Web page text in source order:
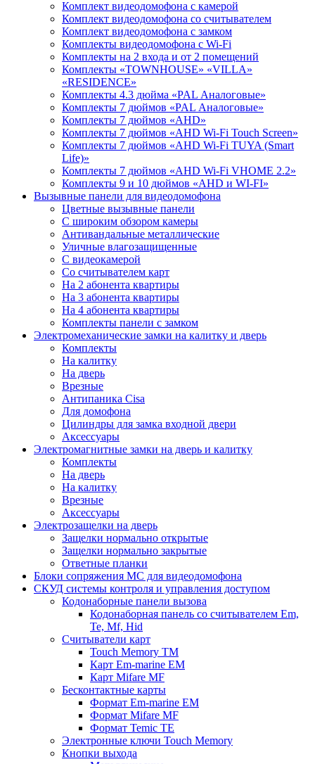
Комплект видеодомофона с камерой
Комплект видеодомофона со считывателем
Комплект видеодомофона c замком
Комплекты видеодомофона с Wi-Fi
Комплекты на 2 входа и от 2 помещений
Комплекты «TOWNHOUSE» «VILLA»
«RESIDENCE»
Комплекты 4.3 дюйма «PAL Аналоговые»
Комплекты 7 дюймов «PAL Аналоговые»
Комплекты 7 дюймов «AHD»
Комплекты 7 дюймов «AHD Wi-Fi Touch Screen»
Комплекты 7 дюймов «AHD Wi-Fi TUYA (Smart
Life)»
Комплекты 7 дюймов «AHD Wi-Fi VHOME 2.2»
Комплекты 9 и 10 дюймов «AHD и WI-FI»
Вызывные панели для видеодомофона
Цветные вызывные панели
С широким обзором камеры
Антивандальные металлические
Уличные влагозащищенные
С видеокамерой
Со считывателем карт
На 2 абонента квартиры
На 3 абонента квартиры
На 4 абонента квартиры
Комплекты панели с замком
Электромеханические замки на калитку и дверь
Комплекты
На калитку
На дверь
Врезные
Антипаника Cisa
Для домофона
Цилиндры для замка входной двери
Аксессуары
Электромагнитные замки на дверь и калитку
Комплекты
На дверь
На калитку
Врезные
Аксессуары
Электрозащелки на дверь
Защелки нормально открытые
Защелки нормально закрытые
Ответные планки
Блоки сопряжения МС для видеодомофона
СКУД системы контроля и управления доступом
Кодонаборные панели вызова
Кодонаборная панель со считывателем Em,
Te, Mf, Hid
Считыватели карт
Touch Memory TM
Карт Em-marine EM
Карт Mifare MF
Бесконтактные карты
Формат Em-marine EM
Формат Mifare MF
Формат Temic TE
Электронные ключи Touch Memory
Кнопки выхода